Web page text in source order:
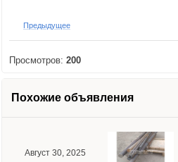
Предыдущее
Просмотров: 200
Похожие объявления
Август 30, 2025